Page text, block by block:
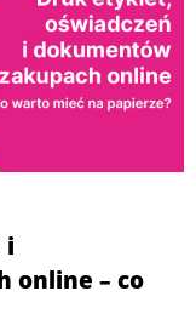
i
online – co